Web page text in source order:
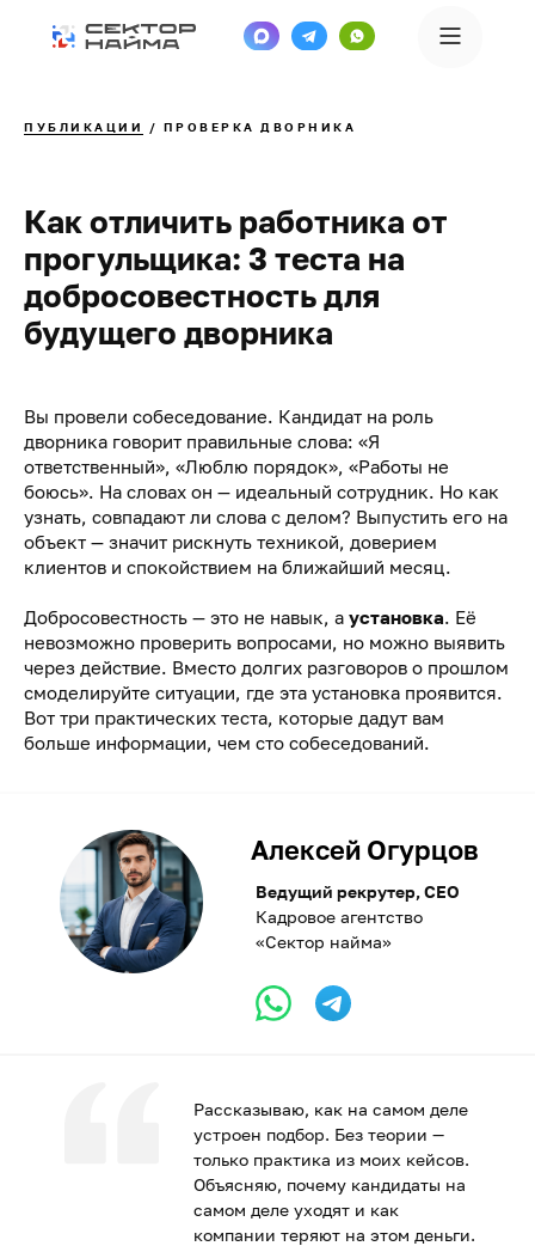
ПУБЛИКАЦИИ / ПРОВЕРКА ДВОРНИКА
Как отличить работника от
прогульщика: 3 теста на
добросовестность для
будущего дворника
Вы провели собеседование. Кандидат на роль
дворника говорит правильные слова: «Я
ответственный», «Люблю порядок», «Работы не
боюсь». На словах он — идеальный сотрудник. Но как
узнать, совпадают ли слова с делом? Выпустить его на
объект — значит рискнуть техникой, доверием
клиентов и спокойствием на ближайший месяц.
Добросовестность — это не навык, а установка. Её
невозможно проверить вопросами, но можно выявить
через действие. Вместо долгих разговоров о прошлом
смоделируйте ситуации, где эта установка проявится.
Вот три практических теста, которые дадут вам
больше информации, чем сто собеседований.
Рассказываю, как на самом деле
устроен подбор. Без теории —
только практика из моих кейсов.
Объясняю, почему кандидаты на
самом деле уходят и как
компании теряют на этом деньги.
Алексей Огурцов
Ведущий рекрутер, CEO
Кадровое агентство
«Сектор найма»